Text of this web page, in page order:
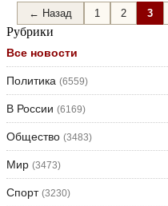
← Назад 1 2 3
Рубрики
Все новости
Политика (6559)
В России (6169)
Общество (3483)
Мир (3473)
Спорт (3230)